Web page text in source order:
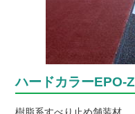
ハードカラーEPO-Z